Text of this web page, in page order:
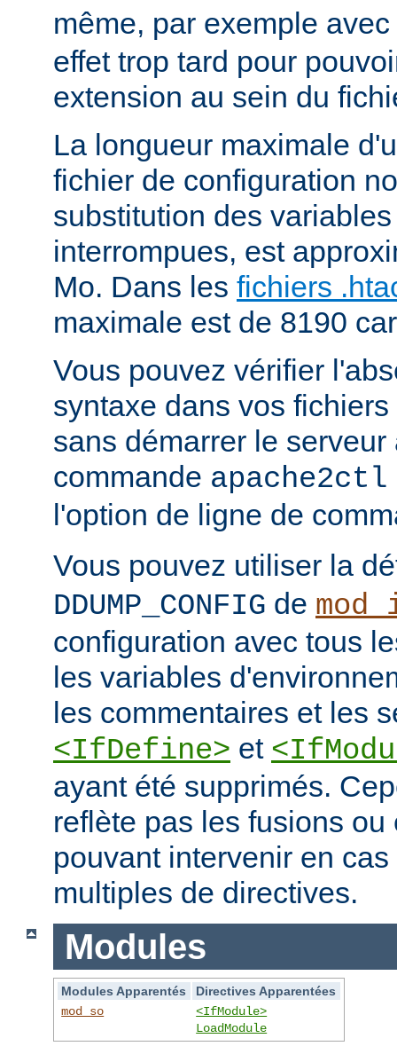
même, par exemple avec
effet trop tard pour
extension au sein du
La longueur maximale
fichier de configuration
substitution des
interrompues, est
Mo. Dans les fichiers
maximale est de 8190
Vous pouvez vérifier
syntaxe dans vos
sans démarrer le
commande
l'option de ligne de
Vous pouvez utiliser la
DDUMP_CONFIG de
configuration avec tous
les variables
les commentaires et les
<IfDefine> et
ayant été supprimés.
reflète pas les fusions ou
pouvant intervenir en
multiples de directives.
Modules
Modules Apparentés
Directives Apparentées
mod_so
<IfModule>
LoadModule